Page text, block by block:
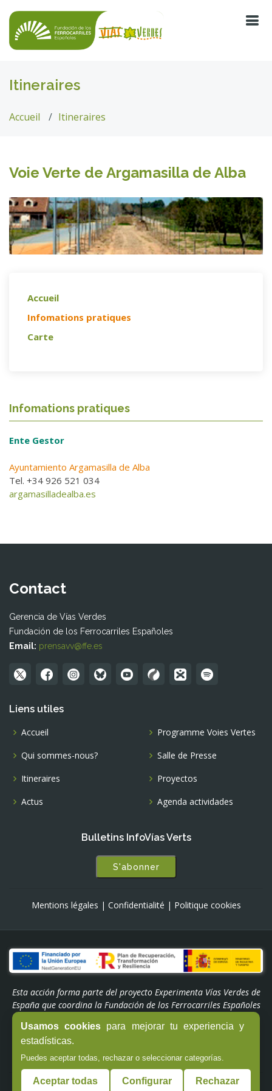
Usamos cookies para mejorar tu experiencia y
estadísticas.
Puedes aceptar todas, rechazar o seleccionar categorías.
Aceptar todas Configurar Rechazar
Itineraires
Accueil Itineraires
Voie Verte de Argamasilla de Alba
Accueil
Infomations pratiques
Carte
Infomations pratiques
Ente Gestor
Ayuntamiento Argamasilla de Alba
Tel. +34 926 521 034
argamasilladealba.es
Contact
Gerencia de Vías Verdes
Fundación de los Ferrocarriles Españoles
Email: prensavv@ffe.es
Liens utiles
Accueil
Qui sommes-nous?
Itineraires
Actus
Programme Voies Vertes
Salle de Presse
Proyectos
Agenda actividades
Bulletins InfoVías Verts
S'abonner
Mentions légales | Confidentialité | Politique cookies
Esta acción forma parte del proyecto Experimenta Vías Verdes de
España que coordina la Fundación de los Ferrocarriles Españoles
Transformación y Resiliencia. Financiado por la Unión Europea -
NextGenerationEU a través del Programa 'Experiencias Turismo
España' del Ministerio de Industria y Turismo.